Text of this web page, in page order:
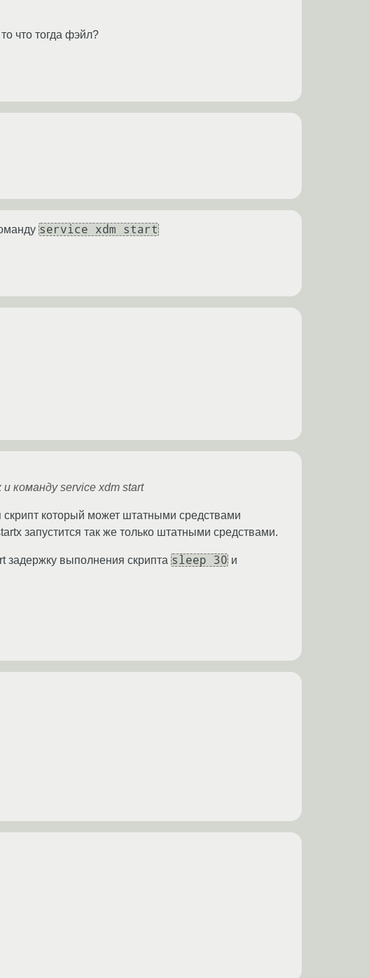
что тогда фэйл?
service xdm start
команду service xdm start
который может штатными средствами
запустится так же только штатными средствами.
задержку выполнения скрипта sleep 30 и